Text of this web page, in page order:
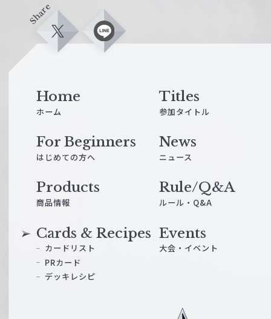
Share
X L
i
Home
ホーム
Titles
参加タイトル
For Beginners
はじめての方へ
News
ニュース
Products
商品情報
Cards & Recipes
カードリスト
PRカード
デッキレシピ
Events
大会・イベント
Rule/Q&A
ルール・Q&A